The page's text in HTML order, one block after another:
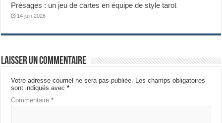
Présages : un jeu de cartes en équipe de style tarot
14 juin 2026
Laisser un commentaire
Votre adresse courriel ne sera pas publiée.
Les champs obligatoires
sont indiqués avec*
Commentaire*